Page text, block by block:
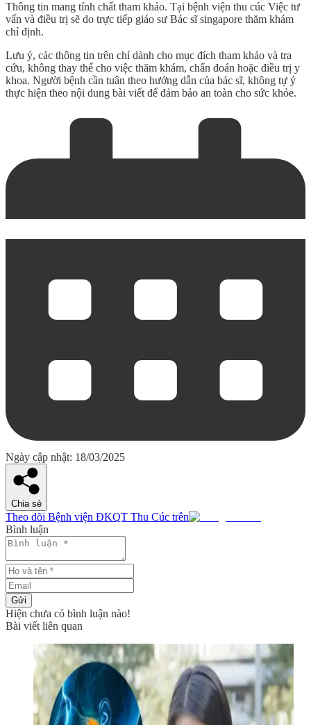
Thông tin mang tính chất tham khảo. Tại bệnh viện thu cúc Việc tư
vấn và điều trị sẽ do trực tiếp giáo sư Bác sĩ singapore thăm khám
chỉ định.
Lưu ý, các thông tin trên chỉ dành cho mục đích tham khảo và tra
cứu, không thay thế cho việc thăm khám, chẩn đoán hoặc điều trị y
khoa. Người bệnh cần tuân theo hướng dẫn của bác sĩ, không tự ý
thực hiện theo nội dung bài viết để đảm bảo an toàn cho sức khỏe.
Ngày cập nhật: 18/03/2025
Chia sẻ
Theo dõi Bệnh viện ĐKQT Thu Cúc trên
Bình luận
Gửi
Hiện chưa có bình luận nào!
Bài viết liên quan